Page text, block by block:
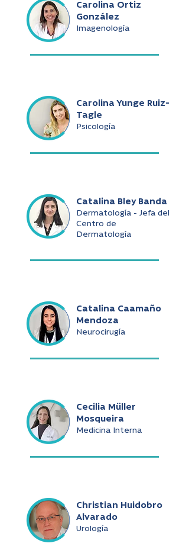
Carolina Ortiz
González
Imagenología
Carolina Yunge Ruiz-
Tagle
Psicología
Catalina Bley Banda
Dermatología - Jefa del
Centro de
Dermatología
Catalina Caamaño
Mendoza
Neurocirugía
Cecilia Müller
Mosqueira
Medicina Interna
Christian Huidobro
Alvarado
Urología